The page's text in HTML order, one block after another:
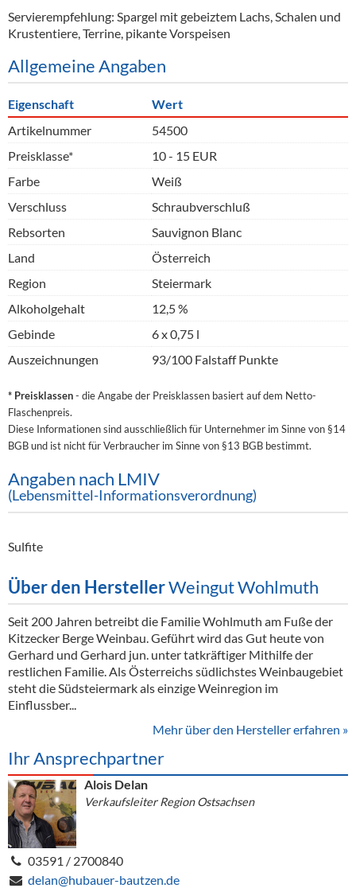
Servierempfehlung: Spargel mit gebeiztem Lachs, Schalen und
Krustentiere, Terrine, pikante Vorspeisen
Allgemeine Angaben
Eigenschaft
Wert
Artikelnummer
54500
Preisklasse*
10 - 15 EUR
Farbe
Weiß
Verschluss
Schraubverschluß
Rebsorten
Sauvignon Blanc
Land
Österreich
Region
Steiermark
Alkoholgehalt
12,5 %
Gebinde
6 x 0,75 l
Auszeichnungen
93/100 Falstaff Punkte
* Preisklassen- die Angabe der Preisklassen basiert auf dem Netto-
Flaschenpreis.
Diese Informationen sind ausschließlich für Unternehmer im Sinne von §14
BGB und ist nicht für Verbraucher im Sinne von §13 BGB bestimmt.
Angaben nach LMIV
(Lebensmittel-Informationsverordnung)
Sulfite
Über den HerstellerWeingut Wohlmuth
Seit 200 Jahren betreibt die Familie Wohlmuth am Fuße der
Kitzecker Berge Weinbau. Geführt wird das Gut heute von
Gerhard und Gerhard jun. unter tatkräftiger Mithilfe der
restlichen Familie. Als Österreichs südlichstes Weinbaugebiet
steht die Südsteiermark als einzige Weinregion im
Einflussber...
Mehr über den Hersteller erfahren »
Ihr Ansprechpartner
Alois Delan
Verkaufsleiter Region Ostsachsen
03591 / 2700840
delan@hubauer-bautzen.de